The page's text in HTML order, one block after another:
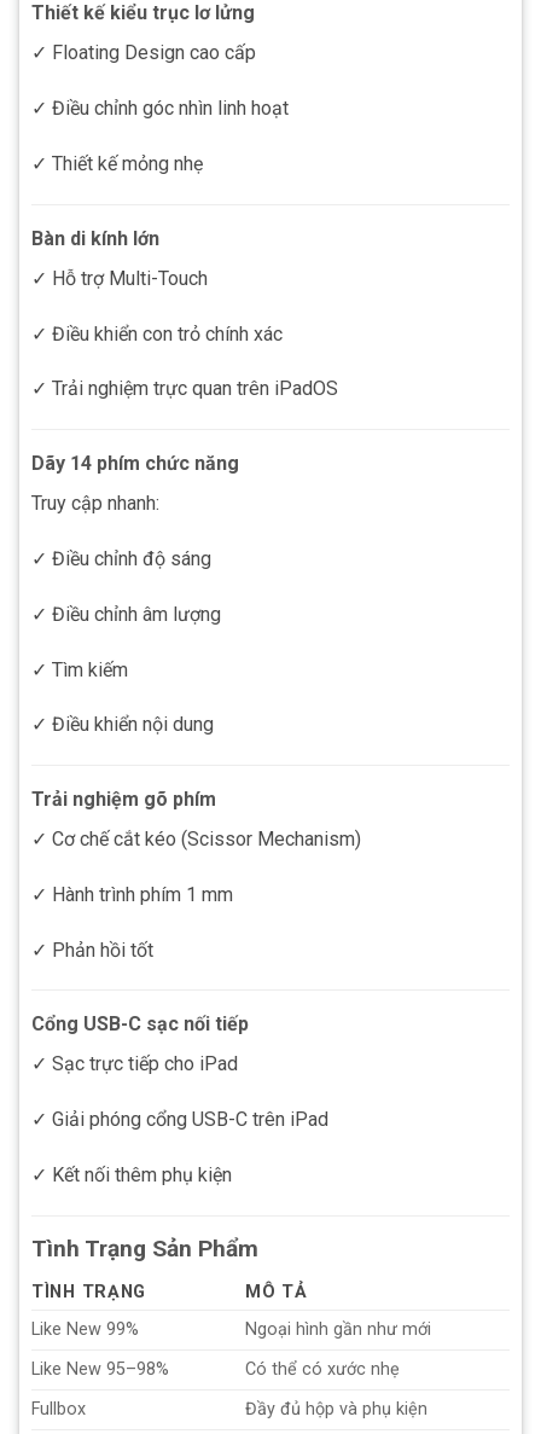
Thiết kế kiểu trục lơ lửng
✓ Floating Design cao cấp
✓ Điều chỉnh góc nhìn linh hoạt
✓ Thiết kế mỏng nhẹ
Bàn di kính lớn
✓ Hỗ trợ Multi-Touch
✓ Điều khiển con trỏ chính xác
✓ Trải nghiệm trực quan trên iPadOS
Dãy 14 phím chức năng
Truy cập nhanh:
✓ Điều chỉnh độ sáng
✓ Điều chỉnh âm lượng
✓ Tìm kiếm
✓ Điều khiển nội dung
Trải nghiệm gõ phím
✓ Cơ chế cắt kéo (Scissor Mechanism)
✓ Hành trình phím 1 mm
✓ Phản hồi tốt
Cổng USB-C sạc nối tiếp
✓ Sạc trực tiếp cho iPad
✓ Giải phóng cổng USB-C trên iPad
✓ Kết nối thêm phụ kiện
Tình Trạng Sản Phẩm
TÌNH TRẠNG
MÔ TẢ
Like New 99%
Ngoại hình gần như mới
Like New 95–98%
Có thể có xước nhẹ
Fullbox
Đầy đủ hộp và phụ kiện